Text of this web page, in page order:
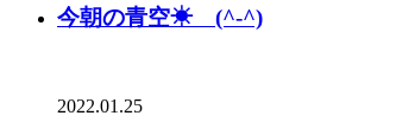
今朝の青空☀ (^-^)
2022.01.25